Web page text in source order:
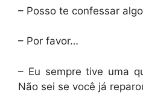
– Posso te confessar
– Por favor…
– Eu sempre tive uma
Não sei se você já